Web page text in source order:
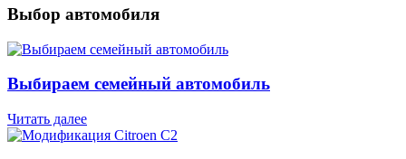
Выбор автомобиля
Выбираем семейный автомобиль
Читать далее